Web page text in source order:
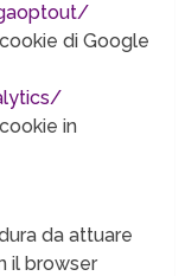
di Google
in
da attuare
il browser